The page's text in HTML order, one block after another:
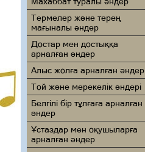
Термелер және терең
мағыналы әндер
Достар мен достыққа
арналған әндер
Алыс жолға арналған әндер
Той және мерекелік әндері
Белгілі бір тұлғаға арналған
әндер
Ұстаздар мен оқушыларға
арналған әндер